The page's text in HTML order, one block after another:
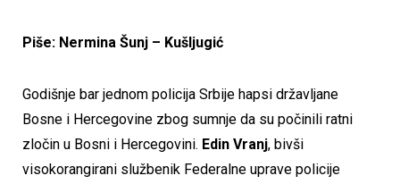
Piše: Nermina Šunj – Kušljugić
Godišnje bar jednom policija Srbije hapsi državljane
Bosne i Hercegovine zbog sumnje da su počinili ratni
zločin u Bosni i Hercegovini. Edin Vranj, bivši
visokorangirani službenik Federalne uprave policije